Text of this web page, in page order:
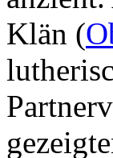
Klän (